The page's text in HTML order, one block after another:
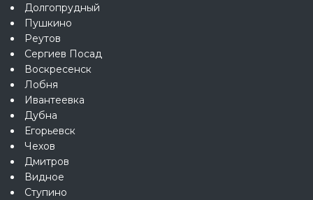
Долгопрудный
Пушкино
Реутов
Сергиев Посад
Воскресенск
Лобня
Ивантеевка
Дубна
Егорьевск
Чехов
Дмитров
Видное
Ступино